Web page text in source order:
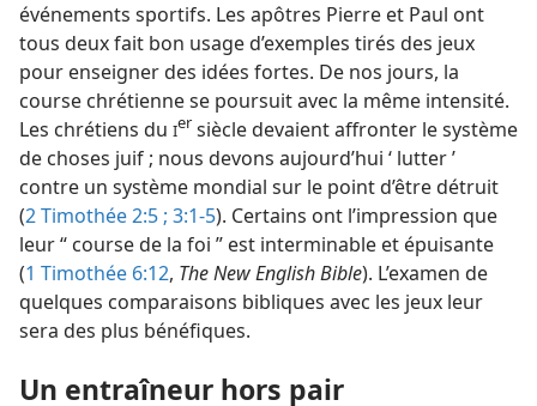
événements sportifs. Les apôtres Pierre et Paul ont
tous deux fait bon usage d’exemples tirés des jeux
pour enseigner des idées fortes. De nos jours, la
course chrétienne se poursuit avec la même intensité.
Les chrétiens du Ier siècle devaient affronter le système
de choses juif ; nous devons aujourd’hui ‘ lutter ’
contre un système mondial sur le point d’être détruit
(2 Timothée 2:5 ; 3:1-5). Certains ont l’impression que
leur “ course de la foi ” est interminable et épuisante
(1 Timothée 6:12, The New English Bible). L’examen de
quelques comparaisons bibliques avec les jeux leur
sera des plus bénéfiques.
Un entraîneur hors pair